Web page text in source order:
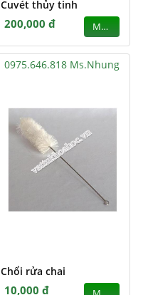
Cuvét thủy tinh
200,000 đ MUA
0975.646.818 Ms.Nhung
Chổi rửa chai
10,000 đ